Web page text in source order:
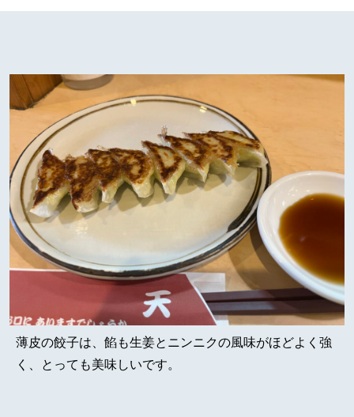
薄皮の餃子は、餡も生姜とニンニクの風味がほどよく強
く、とっても美味しいです。